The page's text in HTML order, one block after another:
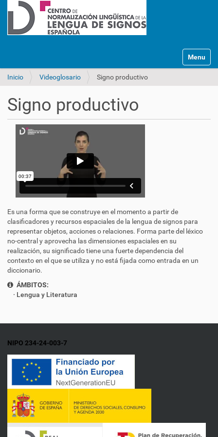
Mostrar/
Inicio Videoglosario Signo productivo
Signo productivo
Es una forma que se construye en el momento a partir de
clasificadores y recursos espaciales de la lengua de signos para
representar objetos, acciones o relaciones. Forma parte del léxico
no-central y aprovecha las dimensiones espaciales en su
realización, su significado tiene una fuerte dependencia del
contexto en el que se utiliza y no está fijada como entrada en un
diccionario.
ÁMBITOS:
Lengua y Literatura
NIPO 234-24-003-7